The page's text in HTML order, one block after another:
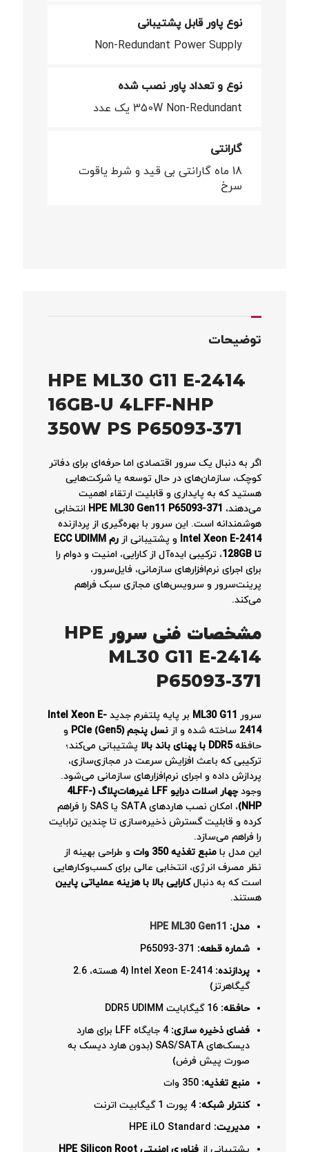
نوع پاور قابل پشتیبانی
Non-Redundant Power Supply
نوع و تعداد پاور نصب شده
350W Non-Redundant یک عدد
گارانتی
18 ماه گارانتی بی قید و شرط یاقوت
سرخ
توضیحات
HPE ML30 G11 E-2414
16GB-U 4LFF-NHP
350W PS P65093-371
اگر به دنبال یک سرور اقتصادی اما حرفه‌ای برای دفاتر
کوچک، سازمان‌های در حال توسعه یا شرکت‌هایی
هستید که به پایداری و قابلیت ارتقاء اهمیت
می‌دهند، HPE ML30 Gen11 P65093-371 انتخابی
هوشمندانه است. این سرور با بهره‌گیری از پردازنده
Intel Xeon E-2414 و پشتیبانی از
رم ECC UDIMM
تا 128GB
، ترکیبی ایده‌آل از کارایی، امنیت و دوام را
برای اجرای نرم‌افزارهای سازمانی، فایل‌سرور،
پرینت‌سرور و سرویس‌های مجازی سبک فراهم
می‌کند.
مشخصات فنی سرور HPE
ML30 G11 E-2414
P65093-371
سرور ML30 G11 بر پایه پلتفرم جدید Intel Xeon E-
2414 ساخته شده و از نسل پنجم PCIe (Gen5)
و
حافظهDDR5 با پهنای باند بالا
پشتیبانی می‌کند؛
ترکیبی که باعث افزایش سرعت در مجازی‌سازی،
پردازش داده و اجرای نرم‌افزارهای سازمانی می‌شود.
وجود
چهار اسلات درایو LFF غیرهات‌پلاگ (4LFF-
NHP)
، امکان نصب هاردهای SATA یا SAS را فراهم
کرده و قابلیت گسترش ذخیره‌سازی تا چندین ترابایت
را فراهم می‌سازد.
این مدل با منبع تغذیه 350 وات
و طراحی بهینه از
نظر مصرف انرژی، انتخابی عالی برای کسب‌وکارهایی
است که به دنبالکارایی بالا با هزینه عملیاتی پایین
هستند.
مدل: HPE ML30 Gen11
شماره قطعه:
پردازنده:
Intel Xeon E-2414 (4 هسته، 2.6
گیگاهرتز)
حافظه:
فضای ذخیره سازی:
4 جایگاه LFF برای هارد
دیسک‌های SAS/SATA (بدون هارد دیسک به
صورت پیش فرض)
منبع تغذیه:
کنترلر شبکه:
مدیریت:
پشتیبانی از
فناوری امنیتی HPE Silicon Root